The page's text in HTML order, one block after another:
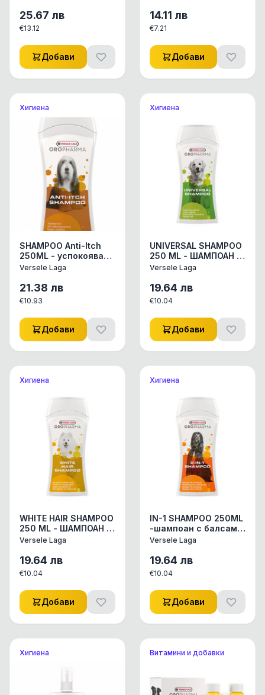
основата на
алантоин
25.67 лв
€13.12
Добави
КУЧЕТА С ЧУВСТВ.
КОЖА 0,250ML.
14.11 лв
€7.21
Добави
Хигиена
SHAMPOO Anti-Itch
250ML - успокояващ
шампоан с
екстракти и
алантоин, успокоява
сърбежа и
хидратира кожата
Versele Laga
21.38 лв
€10.93
Добави
Хигиена
UNIVERSAL SHAMPOO
250 ML - ШАМПОАН С
РОЗМАРИН ЗА ЧЕСТА
БЛЯСЪК 250ML.
Versele Laga
19.64 лв
€10.04
Добави
Хигиена
WHITE HAIR SHAMPOO
250 ML - ШАМПОАН С
ЛАЙКА И
CENTARIUM
ERYTHRAEA, КОЙТО
СЪДЪРЖА СИ
Versele Laga
19.64 лв
€10.04
Добави
Хигиена
IN-1 SHAMPOO 250ML
-шампоан с балсам,с
екстракт от хвощ и
Versele Laga
19.64 лв
€10.04
Добави
Хигиена Витамини и добавки